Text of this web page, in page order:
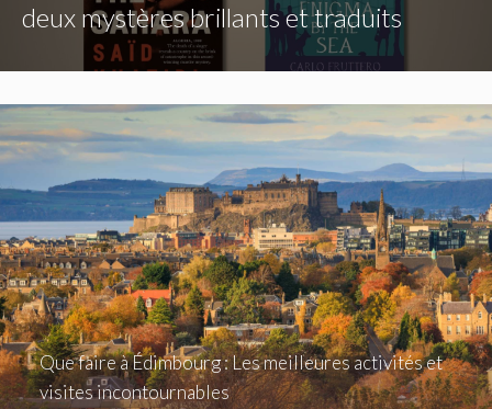
deux mystères brillants et traduits
Que faire à Édimbourg : Les meilleures activités et
visites incontournables